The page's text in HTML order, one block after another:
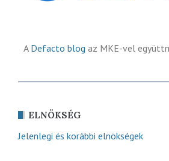
A Defacto blog az MKE-vel
ELNÖKSÉG
Jelenlegi és korábbi elnökségek